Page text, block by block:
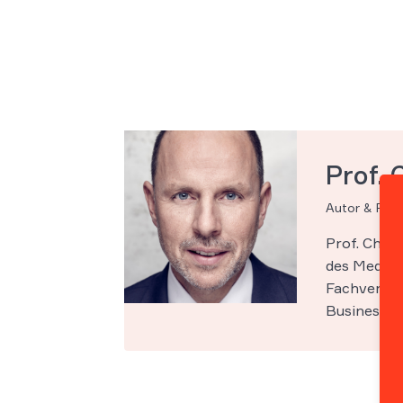
Prof.
Autor &
Prof.
des
Business